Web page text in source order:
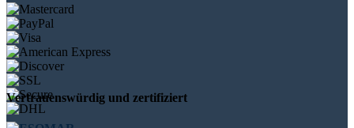
Vertrauenswürdig und zertifiziert